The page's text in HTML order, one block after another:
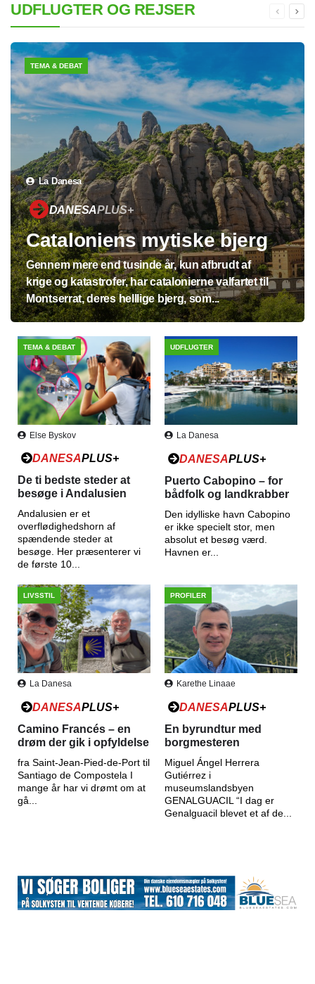
UDFLUGTER OG REJSER
TEMA & DEBAT
La Danesa
DANESAPLUS+
Cataloniens mytiske bjerg
Gennem mere end tusinde år, kun afbrudt af
krige og katastrofer, har catalonierne valfartet til
Montserrat, deres helllige bjerg, som...
TEMA & DEBAT
Else Byskov
DANESAPLUS+
De ti bedste steder at
besøge i Andalusien
Andalusien er et
overflødighedshorn af
spændende steder at
besøge. Her præsenterer vi
de første 10...
UDFLUGTER
La Danesa
DANESAPLUS+
Puerto Cabopino – for
bådfolk og landkrabber
Den idylliske havn Cabopino
er ikke specielt stor, men
absolut et besøg værd.
Havnen er...
LIVSSTIL
La Danesa
DANESAPLUS+
Camino Francés – en
drøm der gik i opfyldelse
fra Saint-Jean-Pied-de-Port til
Santiago de Compostela I
mange år har vi drømt om at
gå...
PROFILER
Karethe Linaae
DANESAPLUS+
En byrundtur med
borgmesteren
Miguel Ángel Herrera
Gutiérrez i
museumslandsbyen
GENALGUACIL “I dag er
Genalguacil blevet et af de...